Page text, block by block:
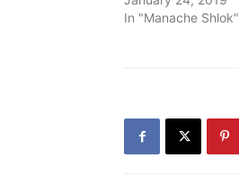
In "Manache Shlok"